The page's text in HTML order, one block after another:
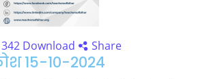
342 Download Share
15-10-2024